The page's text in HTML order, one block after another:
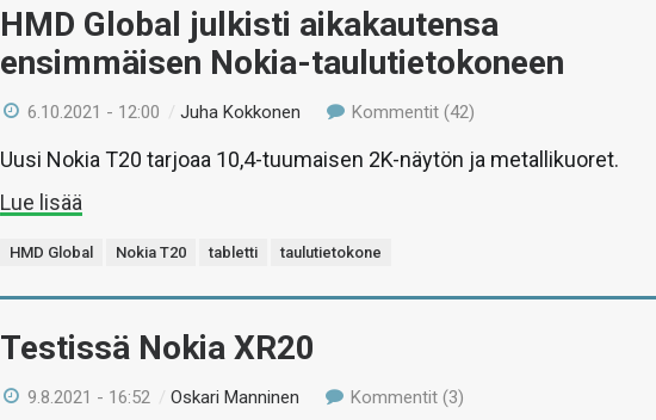
HMD Global julkisti aikakautensa
ensimmäisen Nokia-taulutietokoneen
6.10.2021 - 12:00 /Juha Kokkonen Kommentit (42)
Uusi Nokia T20 tarjoaa 10,4-tuumaisen 2K-näytön ja metallikuoret.
Lue lisää
HMD Global Nokia T20 tabletti taulutietokone
Testissä Nokia XR20
9.8.2021 - 16:52 /Oskari Manninen Kommentit (3)